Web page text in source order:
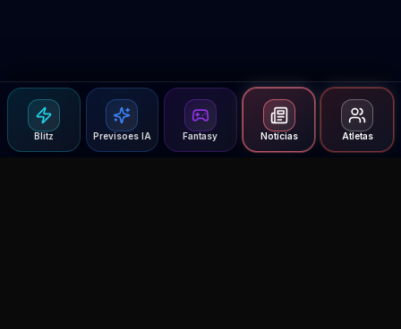
Blitz Previsoes IA Fantasy Notícias Atletas